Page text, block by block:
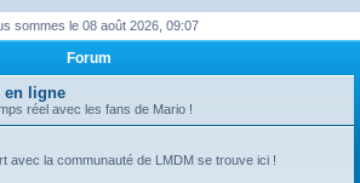
sommes le 08 août 2026, 09:07
Forum
en ligne
réel avec les fans de Mario !
avec la communauté de LMDM se trouve ici !